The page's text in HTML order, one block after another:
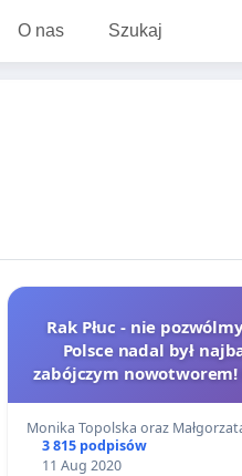
O nas Szukaj
Rak Płuc - nie
Polsce nadal był
zabójczym nowotworem!
europejskimi
Monika Topolska oraz
3 815 podpisów
11 Aug 2020